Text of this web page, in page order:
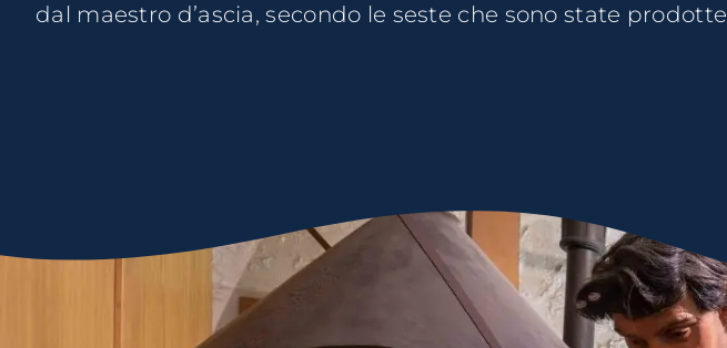
dal maestro d’ascia, secondo le seste che sono state prodotte